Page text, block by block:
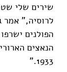
שירים שלי
לרוסיה," אמר
הפולנים
הנאצים
1933."